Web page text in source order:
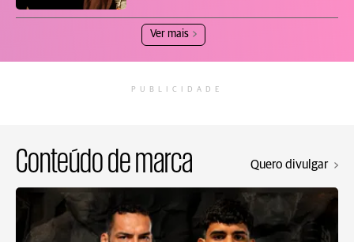
Ver mais
PUBLICIDADE
Conteúdo de marca Quero divulgar